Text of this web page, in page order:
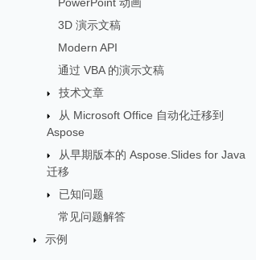
3D 演示文稿
Modern API
通过 VBA 的演示文稿
技术文章
从 Microsoft Office 自动化迁移到
Aspose
从早期版本的 Aspose.Slides for Java
迁移
已知问题
常见问题解答
示例